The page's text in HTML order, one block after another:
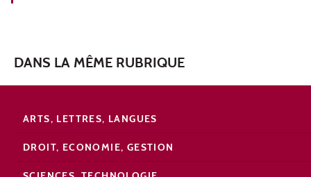
DANS LA MÊME RUBRIQUE
ARTS, LETTRES, LANGUES
DROIT, ECONOMIE, GESTION